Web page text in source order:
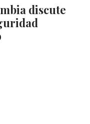
discute